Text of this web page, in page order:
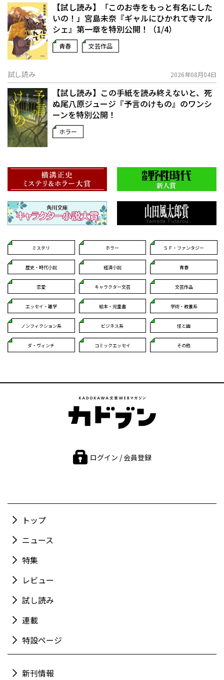
【試し読み】「このお寺をもっと有名にした
いの！」宮島未奈『ギャルにひかれて寺マル
シェ』第一章を特別公開！（1/4）
青春 文芸作品
試し読み 2026年08月04日
【試し読み】この手紙を読み終えないと、死
ぬ――尾八原ジュージ『予言のけもの』のワンシ
ーンを特別公開！
ホラー
ミステリ ホラー ＳＦ・ファンタジー
歴史・時代小説 経済小説 青春
恋愛 キャラクター文芸 文芸作品
エッセイ・雑学 絵本・児童書 学術・教養系
ノンフィクション系 ビジネス系 怪と幽
ダ・ヴィンチ コミックエッセイ その他
ログイン / 会員登録
トップ
ニュース
特集
レビュー
試し読み
連載
特設ページ
新刊情報